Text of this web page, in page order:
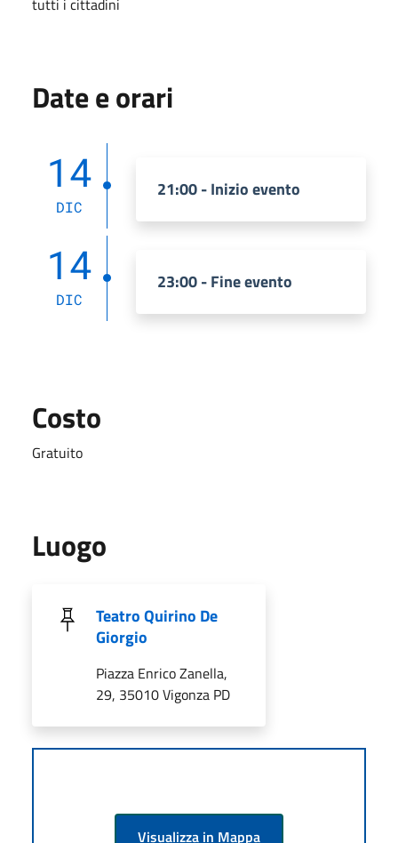
Date e orari
14
DIC
21:00 - Inizio evento
14
DIC
23:00 - Fine evento
Costo
Gratuito
Luogo
Teatro Quirino De
Giorgio
Piazza Enrico Zanella,
29, 35010 Vigonza PD
Visualizza in Mappa